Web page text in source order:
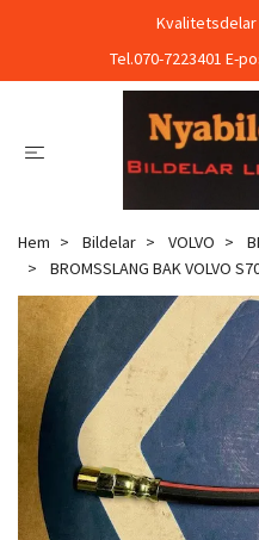
Kvalitetsdelar
Tel.070-7223401 E-
Hem Bildelar VOLVO
BROMSSLANG BAK VOLVO